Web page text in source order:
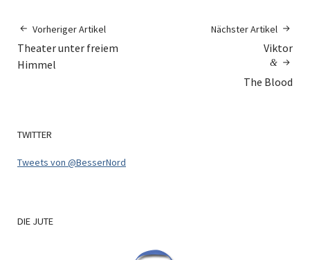
Vorheriger Artikel
Theater unter freiem
Himmel
Nächster Artikel
Viktor
&
The Blood
TWITTER
Tweets von @BesserNord
DIE JUTE